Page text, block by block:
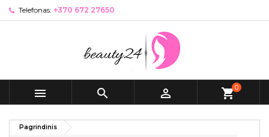
Telefonas: +370 672 27650
   shopping_cart0
Pagrindinis